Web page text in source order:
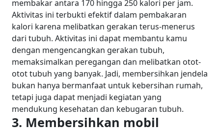
membakar antara 170 hingga 250 kalori per jam.
Aktivitas ini terbukti efektif dalam pembakaran
kalori karena melibatkan gerakan terus-menerus
dari tubuh. Aktivitas ini dapat membantu kamu
dengan mengencangkan gerakan tubuh,
memaksimalkan peregangan dan melibatkan otot-
otot tubuh yang banyak. Jadi, membersihkan jendela
bukan hanya bermanfaat untuk kebersihan rumah,
tetapi juga dapat menjadi kegiatan yang
mendukung kesehatan dan kebugaran tubuh.
3. Membersihkan mobil